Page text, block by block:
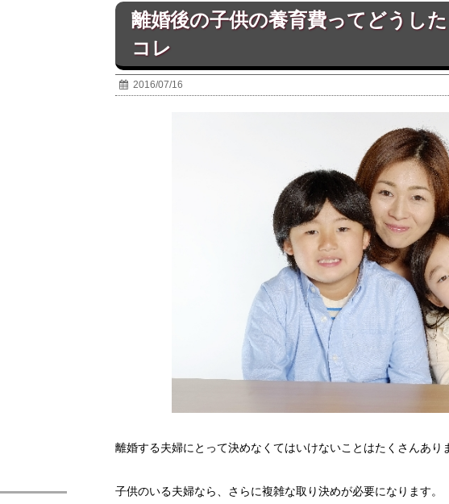
離婚後の子供の養育費ってどうし
コレ
2016/07/16
離婚する夫婦にとって決めなくてはいけないことはたくさんあり
子供のいる夫婦なら、さらに複雑な取り決めが必要になります。